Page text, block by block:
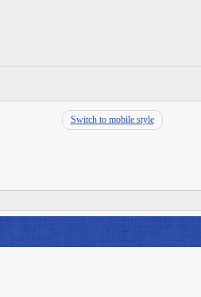
Switch to mobile style